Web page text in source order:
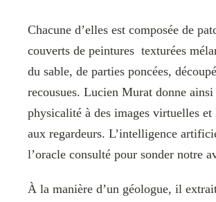
Chacune d’elles est composée de
couverts de peintures texturées
du sable, de parties poncées,
recousues. Lucien Murat donne ainsi
physicalité à des images virtuelles et
aux regardeurs. L’intelligence
l’oracle consulté pour sonder notre
À la manière d’un géologue, il